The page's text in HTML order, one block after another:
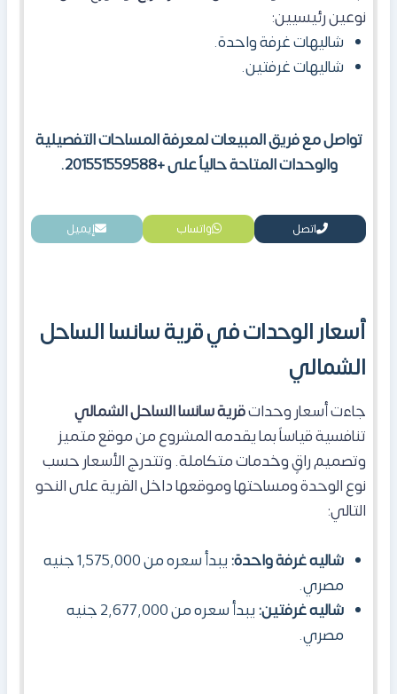
نوعين رئيسيين:
شاليهات غرفة واحدة.
شاليهات غرفتين.
تواصل مع فريق المبيعات لمعرفة المساحات التفصيلية
والوحدات المتاحة حالياً على +201551559588.
اتصل واتساب إيميل
أسعار الوحدات في قرية سانسا الساحل
الشمالي
جاءت أسعار وحداتقرية سانسا الساحل الشمالي
تنافسية قياساً بما يقدمه المشروع من موقع متميز
وتصميم راقٍ وخدمات متكاملة. وتتدرج الأسعار حسب
نوع الوحدة ومساحتها وموقعها داخل القرية على النحو
التالي:
شاليه غرفة واحدة:
يبدأ سعره من 1,575,000 جنيه
مصري.
شاليه غرفتين:
يبدأ سعره من 2,677,000 جنيه
مصري.